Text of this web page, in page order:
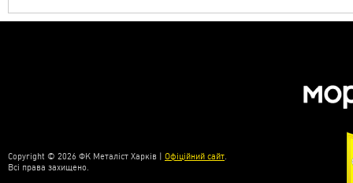
Copyright © 2026 ФК Металіст Харків | Офіційний сайт.
Всі права захищено.